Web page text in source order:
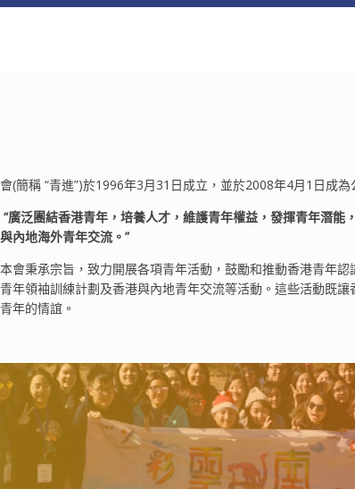
(簡稱 “青進”)於1996年3月31日成立，並於2008年4月1日成為
廣泛團結香港青年，培養人才，維護青年權益，發揮青年潛
內地海外青年交流。”
會秉承宗旨，致力開展各項青年活動，鼓勵和推動香港青年
年領袖訓練計劃及香港與內地青年交流等活動。這些活動既
年的情誼。